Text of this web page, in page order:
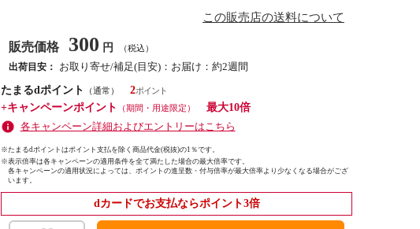
この販売店の送料について
販売価格 300 円 （税込）
出荷目安：
お取り寄せ/補足(目安)：お届け：約2週間
たまるdポイント
（通常）
2
+キャンペーンポイント
（期間・用途限定）
最大10倍
各キャンペーン詳細およびエントリーはこちら
※たまるdポイントはポイント支払を除く商品代金(税抜)の1％です。
※表示倍率は各キャンペーンの適用条件を全て満たした場合の最大倍率です。
各キャンペーンの適用状況によっては、ポイントの進呈数・付与倍率が最大倍率より少なくなる場合がござ
います。
dカードでお支払ならポイント3倍